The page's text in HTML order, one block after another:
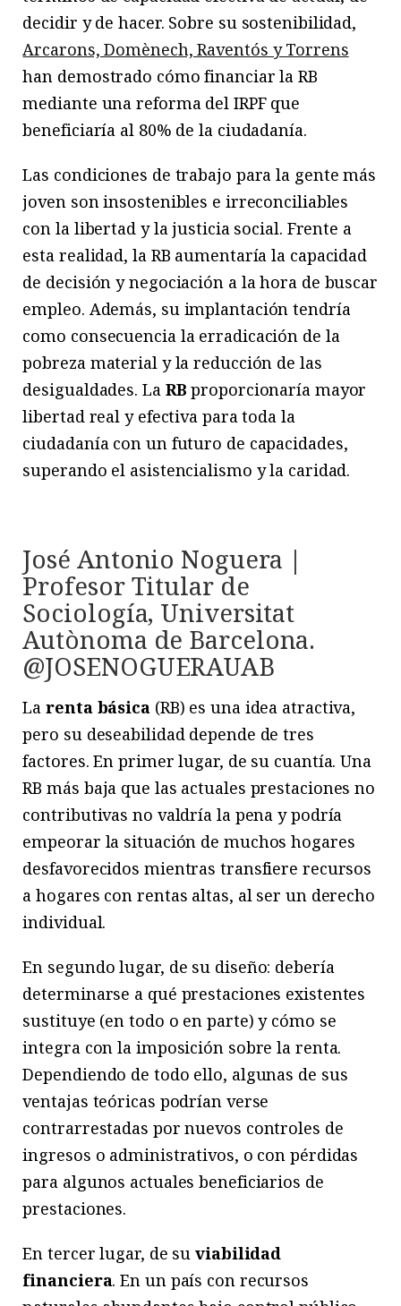
decidir y de hacer. Sobre su sostenibilidad,
Arcarons, Domènech, Raventós y Torrens
han demostrado cómo financiar la RB
mediante una reforma del IRPF que
beneficiaría al 80% de la ciudadanía.
Las condiciones de trabajo para la gente más
joven son insostenibles e irreconciliables
con la libertad y la justicia social. Frente a
esta realidad, la RB aumentaría la capacidad
de decisión y negociación a la hora de buscar
empleo. Además, su implantación tendría
como consecuencia la erradicación de la
pobreza material y la reducción de las
desigualdades. La RB proporcionaría mayor
libertad real y efectiva para toda la
ciudadanía con un futuro de capacidades,
superando el asistencialismo y la caridad.
José Antonio Noguera |
Profesor Titular de
Sociología, Universitat
Autònoma de Barcelona.
@JOSENOGUERAUAB
Larenta básica(RB) es una idea atractiva,
pero su deseabilidad depende de tres
factores. En primer lugar, de su cuantía. Una
RB más baja que las actuales prestaciones no
contributivas no valdría la pena y podría
empeorar la situación de muchos hogares
desfavorecidos mientras transfiere recursos
a hogares con rentas altas, al ser un derecho
individual.
En segundo lugar, de su diseño: debería
determinarse a qué prestaciones existentes
sustituye (en todo o en parte) y cómo se
integra con la imposición sobre la renta.
Dependiendo de todo ello, algunas de sus
ventajas teóricas podrían verse
contrarrestadas por nuevos controles de
ingresos o administrativos, o con pérdidas
para algunos actuales beneficiarios de
prestaciones.
En tercer lugar, de suviabilidad
financiera. En un país con recursos